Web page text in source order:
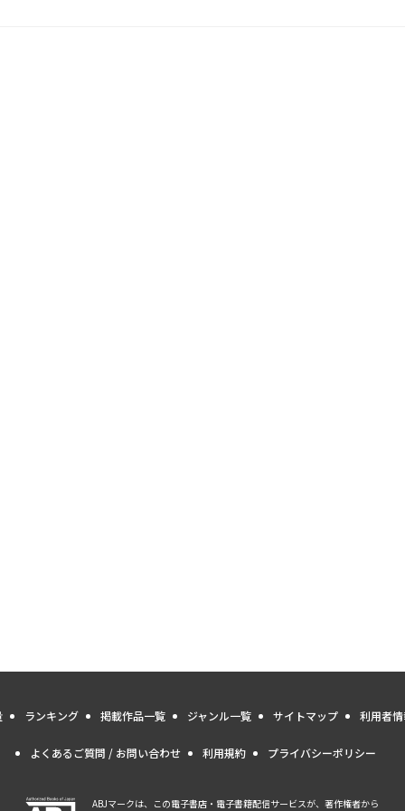
ランキング 掲載作品一覧 ジャンル一覧 サイトマップ 利用者
よくあるご質問 / お問い合わせ 利用規約 プライバシーポリシー
ABJマークは、この電子書店・電子書籍配信サービスが、著作権者から